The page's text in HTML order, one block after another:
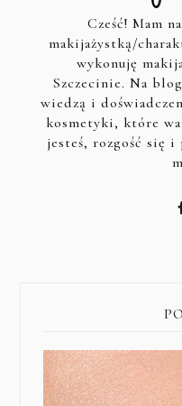
Cześć! Mam
makijażystką/
wykonuję
Szczecinie. Na
wiedzą i
kosmetyki, które
jesteś, rozgość się i